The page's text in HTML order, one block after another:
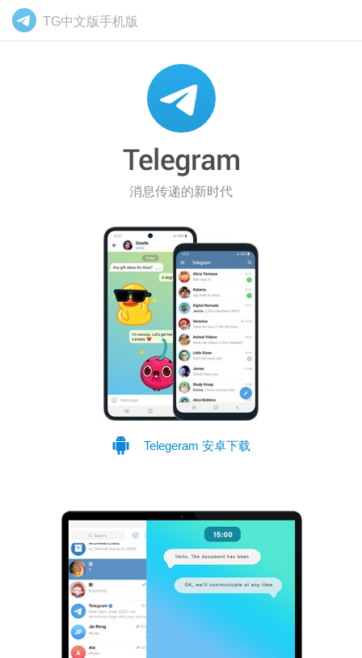
TG中文版手机版
消息传递的新时代
Telegeram 安卓下载